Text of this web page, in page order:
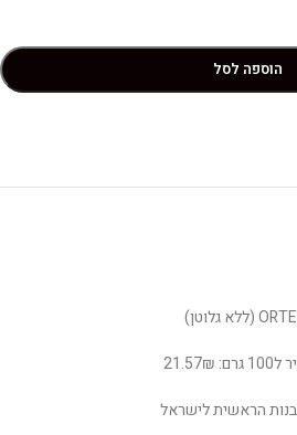
הוספה לסל